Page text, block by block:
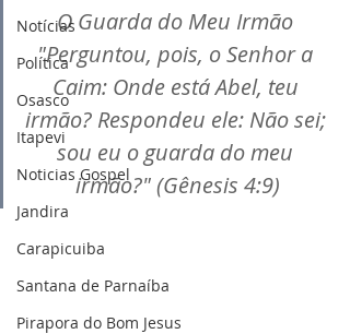
Notícias
Política
Osasco
Itapevi
Noticias Gospel
Jandira
Carapicuiba
Santana de Parnaíba
Pirapora do Bom Jesus
O Guarda do Meu Irmão
"Perguntou, pois, o Senhor a
Caim: Onde está Abel, teu
irmão? Respondeu ele: Não sei;
sou eu o guarda do meu
irmão?" (Gênesis 4:9)